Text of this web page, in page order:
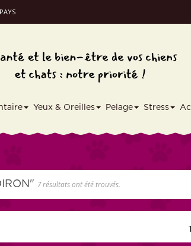
PAYS
Yeux & Oreilles Pelage Stress
7 résultats ont été trouvés.